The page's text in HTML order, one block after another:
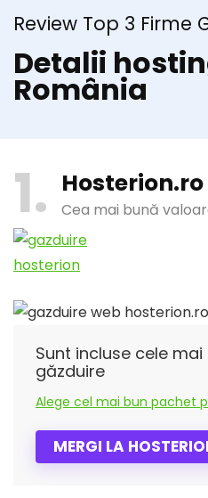
Review Top 3 Firme
Detalii
România
1 Hosterion.ro
Cea mai bună
MERGI LA
Sunt incluse cele
găzduire
Alege cel mai bun pachet